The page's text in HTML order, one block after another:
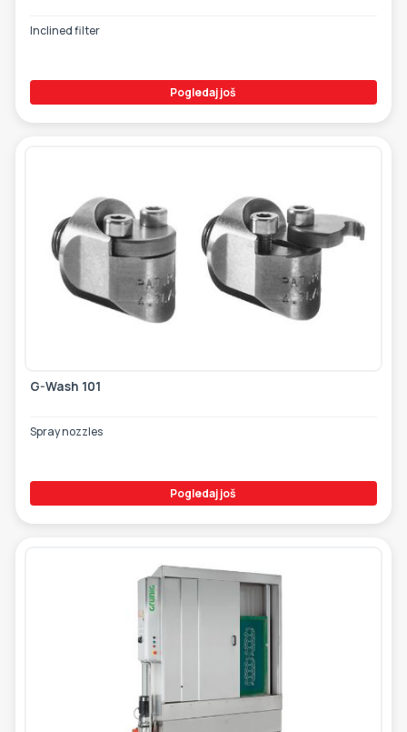
Inclined filter
Pogledaj još
G-Wash 101
Spray nozzles
Pogledaj još